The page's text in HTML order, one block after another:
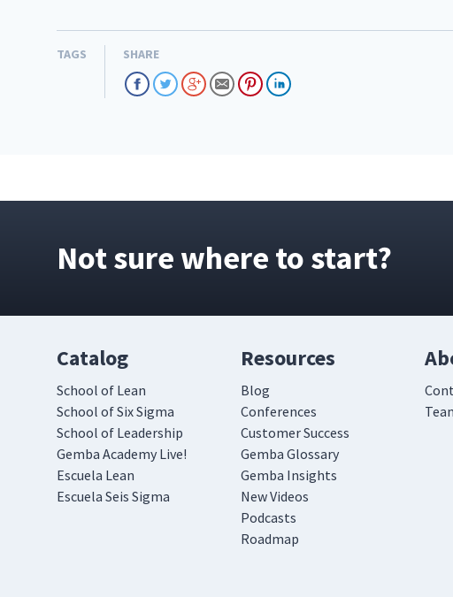
TAGS SHARE
Not sure where to start?
Catalog
School of Lean
School of Six Sigma
School of Leadership
Gemba Academy Live!
Escuela Lean
Escuela Seis Sigma
Resources
Blog
Conferences
Customer Success
Gemba Glossary
Gemba Insights
New Videos
Podcasts
Roadmap